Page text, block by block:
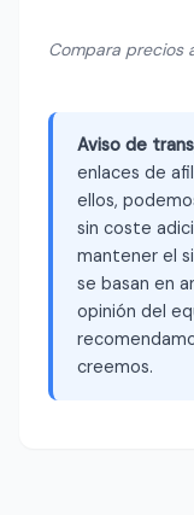
Compara precios
Aviso de
enlaces de
ellos,
sin coste
mantener el
se basan en
opinión del
creemos.